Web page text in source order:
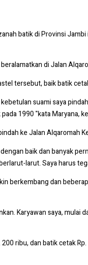
batik di Provinsi
di Jalan
tersebut, baik batik
suami saya
1990 "kata Maryana,
ke Jalan Alqaromah
baik dan banyak
larut. Saya harus
berkembang dan
Karyawan saya, mulai
ribu, dan batik cetak